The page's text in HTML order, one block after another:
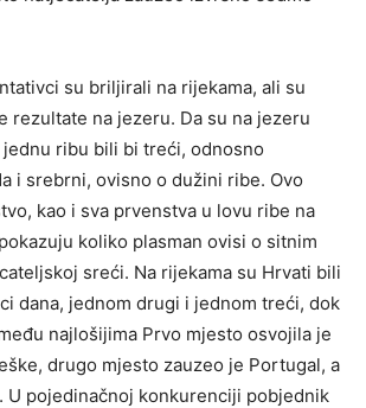
su briljirali na rijekama, ali su
rezultate na jezeru. Da su na jezeru
ribu bili bi treći, odnosno
i srebrni, ovisno o dužini ribe. Ovo
kao i sva prvenstva u lovu ribe na
koliko plasman ovisi o sitnim
sreći. Na rijekama su Hrvati bili
dana, jednom drugi i jednom treći, dok
najlošijima Prvo mjesto osvojila je
drugo mjesto zauzeo je Portugal, a
U pojedinačnoj konkurenciji pobjednik